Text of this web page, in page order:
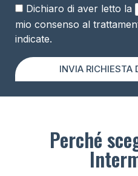
Dichiaro di aver letto la
mio consenso al
indicate.
INVIA RICHIESTA
Perché